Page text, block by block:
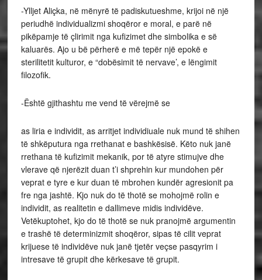
-Ylljet Aliçka, në mënyrë të padiskutueshme, krijoi në një
periudhë individualizmi shoqëror e moral, e parë në
pikëpamje të çlirimit nga kufizimet dhe simbolika e së
kaluarës. Ajo u bë përherë e më tepër një epokë e
sterilitetit kulturor, e “dobësimit të nervave’, e lëngimit
filozofik.
-Është gjithashtu me vend të vërejmë se
as liria e individit, as arritjet individiuale nuk mund të shihen
të shkëputura nga rrethanat e bashkësisë. Këto nuk janë
rrethana të kufizimit mekanik, por të atyre stimujve dhe
vlerave që njerëzit duan t’i shprehin kur mundohen për
veprat e tyre e kur duan të mbrohen kundër agresionit pa
fre nga jashtë. Kjo nuk do të thotë se mohojmë rolin e
individit, as realitetin e dallimeve midis individëve.
Vetëkuptohet, kjo do të thotë se nuk pranojmë argumentin
e trashë të determinizmit shoqëror, sipas të cilit veprat
krijuese të individëve nuk janë tjetër veçse pasqyrim i
intresave të grupit dhe kërkesave të grupit.